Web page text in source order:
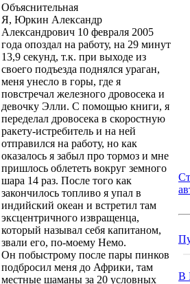
Объяснительная
Я, Юркин Александр
Александрович 10 февраля 2005
года опоздал на работу, на 29 минут
13,9 секунд, т.к. при выходе из
своего подъезда поднялся ураган,
меня унесло в горы, где я
повстречал железного дровосека и
девочку Элли. С помощью книги, я
переделал дровосека в скоростную
ракету-истребитель и на ней
отправился на работу, но как
оказалось я забыл про тормоз и мне
пришлось облететь вокруг земного
шара 14 раз. После того как
закончилось топливо я упал в
индийский океан и встретил там
эксцентричного извращенца,
который называл себя капитаном,
звали его, по-моему Немо.
Он побыстрому после пары пинков
подбросил меня до Африки, там
местные шаманы за 20 условных
В